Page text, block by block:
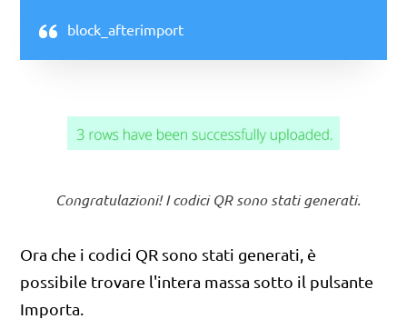
block_afterimport
Congratulazioni! I codici QR sono stati generati.
Ora che i codici QR sono stati generati, è
possibile trovare l'intera massa sotto il pulsante
Importa.